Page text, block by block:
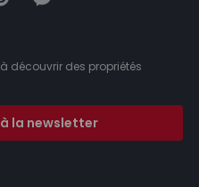
découvrir des propriétés
la newsletter